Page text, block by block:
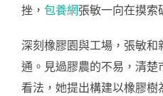
挫， 包養網張敏一向在摸索
深刻橡膠園與工場，張敏
通。見過膠農的不易，清
看法，她提出構建以橡膠樹